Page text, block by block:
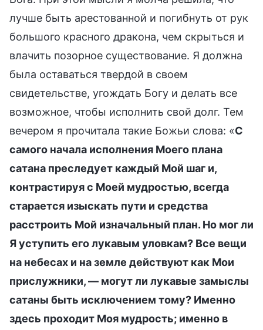
лучше быть арестованной и погибнуть от рук
большого красного дракона, чем скрыться и
влачить позорное существование. Я должна
была оставаться твердой в своем
свидетельстве, угождать Богу и делать все
возможное, чтобы исполнить свой долг. Тем
вечером я прочитала такие Божьи слова: «С
самого начала исполнения Моего плана
сатана преследует каждый Мой шаг и,
контрастируя с Моей мудростью, всегда
старается изыскать пути и средства
расстроить Мой изначальный план. Но мог ли
Я уступить его лукавым уловкам? Все вещи
на небесах и на земле действуют как Мои
прислужники, — могут ли лукавые замыслы
сатаны быть исключением тому? Именно
здесь проходит Моя мудрость; именно в